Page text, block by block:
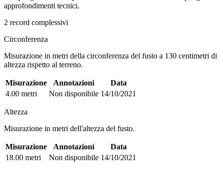
approfondimenti tecnici.
2 record complessivi
Circonferenza
Misurazione in metri della circonferenza del fusto a 130 centimetri di
altezza rispetto al terreno.
Misurazione Annotazioni
Data
4.00 metri
Non disponibile 14/10/2021
Altezza
Misurazione in metri dell'altezza del fusto.
Misurazione Annotazioni
Data
18.00 metri
Non disponibile 14/10/2021